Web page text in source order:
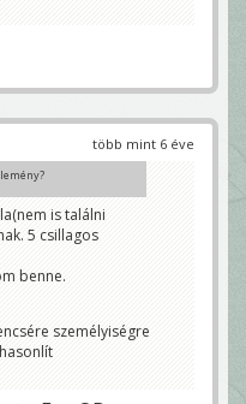
több mint 6 éve
a karmesteri pálca,
visszaesés vele sem,
féle karriert várnak
is találni
5 csillagos
benne.
személyiségre